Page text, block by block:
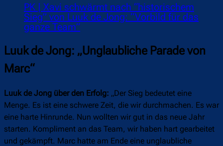
PK | Xavi schwärmt nach “historischem
Sieg” von Luuk de Jong: “Vorbild für das
ganze Team”
Luuk de Jong: „Unglaubliche Parade von
Marc“
Luuk de Jong über den Erfolg: „Der Sieg bedeutet eine
Menge. Es ist eine schwere Zeit, die wir durchmachen. Es war
eine harte Hinrunde. Nun wollten wir gut in das neue Jahr
starten. Kompliment an das Team, wir haben hart gearbeitet
und gekämpft. Marc hatte am Ende eine unglaubliche